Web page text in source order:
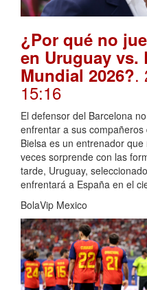
¿Por qué no
en Uruguay vs.
Mundial 2026?.
15:16
El defensor del Barcelona
enfrentar a sus
Bielsa es un entrenador
veces sorprende con las
tarde, Uruguay,
enfrentará a España en el
BolaVip Mexico